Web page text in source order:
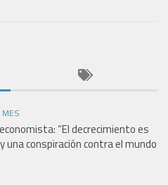
MES
“El decrecimiento es
una conspiración contra el mundo